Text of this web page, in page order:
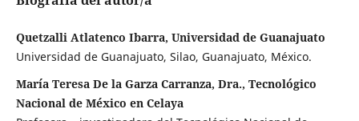
Quetzalli Atlatenco Ibarra, Universidad de Guanajuato
Universidad de Guanajuato, Silao, Guanajuato, México.
María Teresa De la Garza Carranza, Dra., Tecnológico
Nacional de México en Celaya